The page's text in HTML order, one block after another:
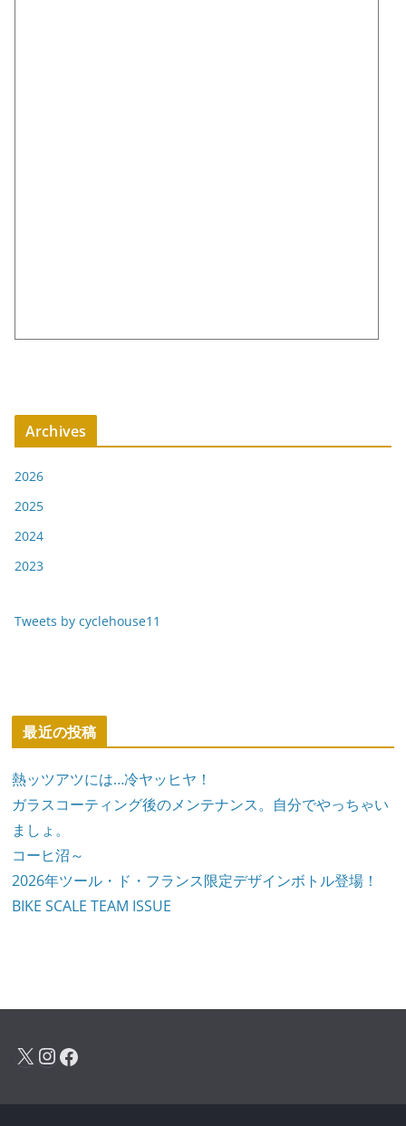
Archives
2026
2025
2024
2023
Tweets by cyclehouse11
最近の投稿
熱ッツアツには…冷ヤッヒヤ！
ガラスコーティング後のメンテナンス。自分でやっちゃい
ましょ。
コーヒ沼～
2026年ツール・ド・フランス限定デザインボトル登場！
BIKE SCALE TEAM ISSUE
X InstagramFacebook